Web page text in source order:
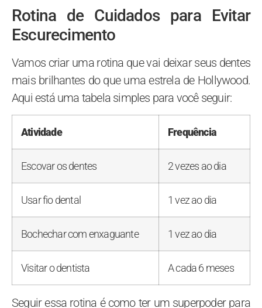
Rotina de Cuidados para Evitar
Escurecimento
Vamos criar uma rotina que vai deixar seus dentes
mais brilhantes do que uma estrela de Hollywood.
Aqui está uma tabela simples para você seguir:
Atividade Frequência
Escovar os dentes 2 vezes ao dia
Usar fio dental 1 vez ao dia
Bochechar com enxaguante 1 vez ao dia
Visitar o dentista A cada 6 meses
Seguir essa rotina é como ter um superpoder para